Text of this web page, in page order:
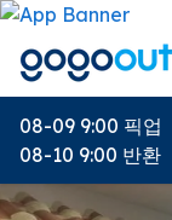
08-09 9:00 픽업
08-10 9:00 반환